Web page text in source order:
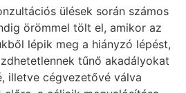
ülések során számos
örömmel tölt el, amikor az
lépik meg a hiányzó lépést,
tűnő akadályokat
illetve cégvezetővé válva